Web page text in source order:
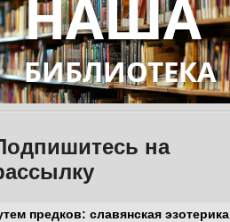
на
предков: славянская эзотерика